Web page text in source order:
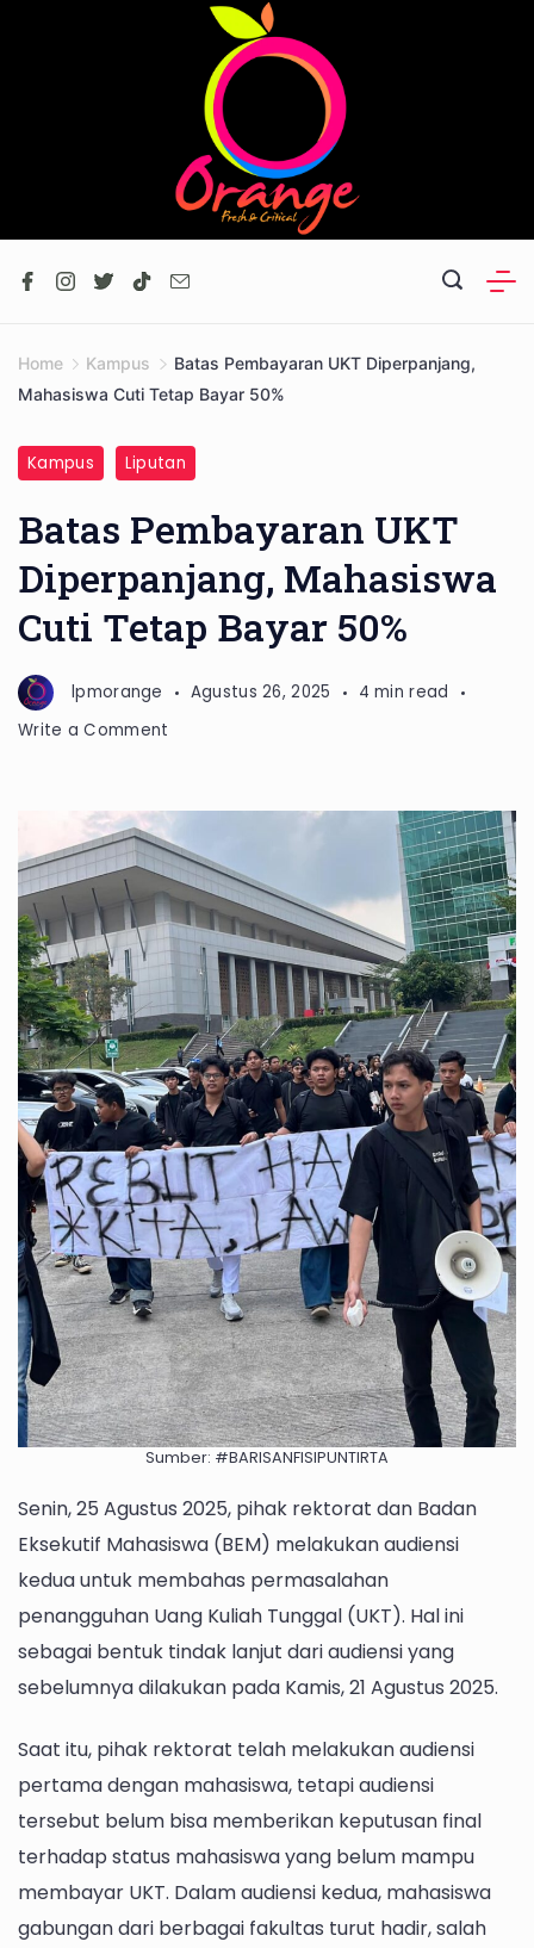
Home Kampus
Batas Pembayaran UKT Diperpanjang,
Mahasiswa Cuti Tetap Bayar 50%
Kampus Liputan
Batas Pembayaran UKT
Diperpanjang, Mahasiswa
Cuti Tetap Bayar 50%
lpmorange Agustus 26, 2025
4 min read
Write a Comment
UKT
Diperpanjang,
Mahasiswa
Cuti
Tetap
Bayar
50%
Sumber: #BARISANFISIPUNTIRTA
Senin, 25 Agustus 2025, pihak rektorat dan Badan
Eksekutif Mahasiswa (BEM) melakukan audiensi
kedua untuk membahas permasalahan
penangguhan Uang Kuliah Tunggal (UKT). Hal ini
sebagai bentuk tindak lanjut dari audiensi yang
sebelumnya dilakukan pada Kamis, 21 Agustus 2025.
Saat itu, pihak rektorat telah melakukan audiensi
pertama dengan mahasiswa, tetapi audiensi
tersebut belum bisa memberikan keputusan final
terhadap status mahasiswa yang belum mampu
membayar UKT. Dalam audiensi kedua, mahasiswa
gabungan dari berbagai fakultas turut hadir, salah